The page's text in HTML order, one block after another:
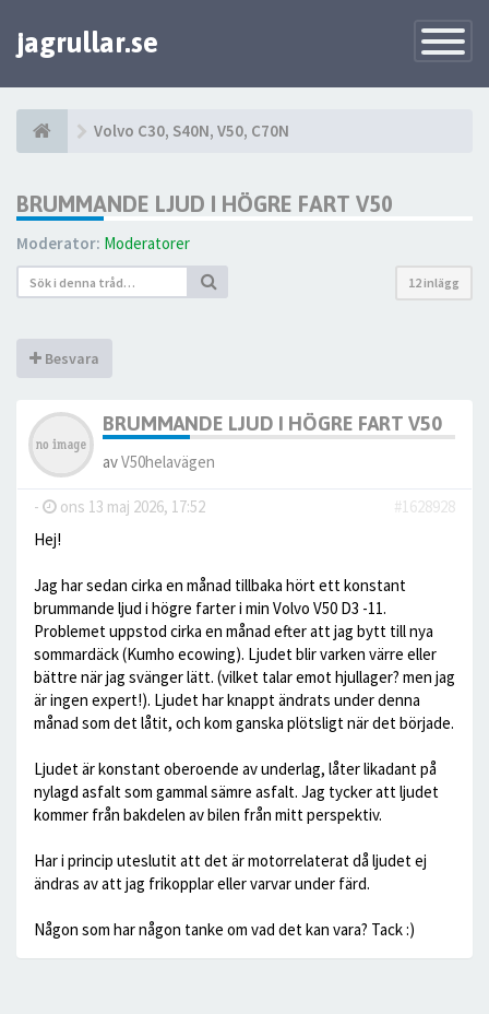
Toggle
jagrullar.se
Volvo C30, S40N, V50, C70N
BRUMMANDE LJUD I HÖGRE FART V50
Moderator: Moderatorer
12 inlägg
Besvara
BRUMMANDE LJUD I HÖGRE FART V50
avV50helavägen
- ons 13 maj 2026, 17:52
#1628928
Hej!
Jag har sedan cirka en månad tillbaka hört ett konstant
brummande ljud i högre farter i min Volvo V50 D3 -11.
Problemet uppstod cirka en månad efter att jag bytt till nya
sommardäck (Kumho ecowing). Ljudet blir varken värre eller
bättre när jag svänger lätt. (vilket talar emot hjullager? men jag
är ingen expert!). Ljudet har knappt ändrats under denna
månad som det låtit, och kom ganska plötsligt när det började.
Ljudet är konstant oberoende av underlag, låter likadant på
nylagd asfalt som gammal sämre asfalt. Jag tycker att ljudet
kommer från bakdelen av bilen från mitt perspektiv.
Har i princip uteslutit att det är motorrelaterat då ljudet ej
ändras av att jag frikopplar eller varvar under färd.
Någon som har någon tanke om vad det kan vara? Tack :)